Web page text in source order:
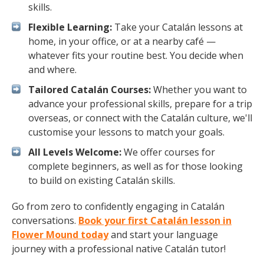
skills.
Flexible Learning: Take your Catalán lessons at
home, in your office, or at a nearby café —
whatever fits your routine best. You decide when
and where.
Tailored Catalán Courses:Whether you want to
advance your professional skills, prepare for a trip
overseas, or connect with the Catalán culture, we'll
customise your lessons to match your goals.
All Levels Welcome:We offer courses for
complete beginners, as well as for those looking
to build on existing Catalán skills.
Go from zero to confidently engaging in Catalán
conversations. Book your first Catalán lesson in
Flower Mound todayand start your language
journey with a professional native Catalán tutor!